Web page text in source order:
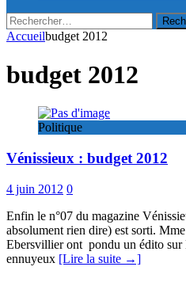
Rechercher :
Accueilbudget 2012
budget 2012
Politique
Vénissieux : budget 2012
4 juin 2012 0
Enfin le n°07 du magazine
absolument rien dire) est sorti.
Ebersvillier ont pondu un édito sur
ennuyeux [Lire la suite →]